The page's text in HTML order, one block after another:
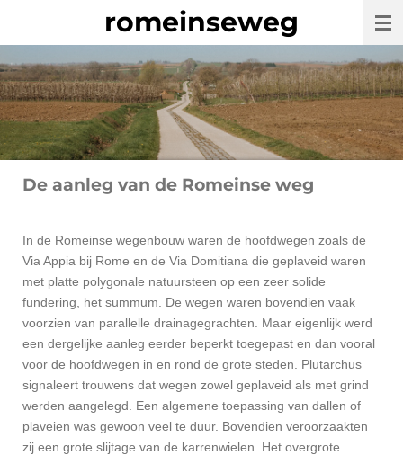
de
hoofdinhoud
romeinseweg
De aanleg van de Romeinse weg
In de Romeinse wegenbouw waren de hoofdwegen zoals de
Via Appia bij Rome en de Via Domitiana die geplaveid waren
met platte polygonale natuursteen op een zeer solide
fundering, het summum. De wegen waren bovendien vaak
voorzien van parallelle drainagegrachten. Maar eigenlijk werd
een dergelijke aanleg eerder beperkt toegepast en dan vooral
voor de hoofdwegen in en rond de grote steden. Plutarchus
signaleert trouwens dat wegen zowel geplaveid als met grind
werden aangelegd. Een algemene toepassing van dallen of
plaveien was gewoon veel te duur. Bovendien veroorzaakten
zij een grote slijtage van de karrenwielen. Het overgrote